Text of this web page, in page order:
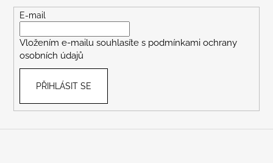
E-mail
Vložením e-mailu souhlasíte s podmínkami ochrany
osobních údajů
PŘIHLÁSIT SE